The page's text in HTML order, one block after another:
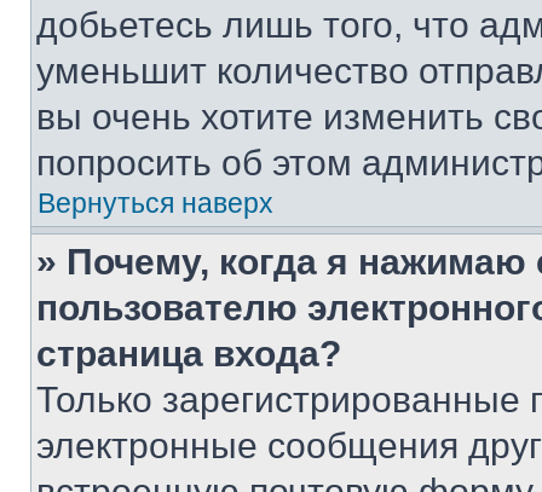
добьетесь лишь того, что
уменьшит количество
вы очень хотите изменить
попросить об этом
Вернуться наверх
» Почему, когда я нажимаю
пользователю
страница входа?
Только зарегистрированные
электронные сообщения